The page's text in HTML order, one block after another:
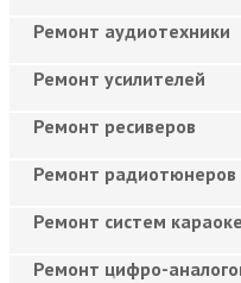
Ремонт аудиотехники
Ремонт усилителей
Ремонт ресиверов
Ремонт радиотюнеров
Ремонт систем караоке
Ремонт цифро-